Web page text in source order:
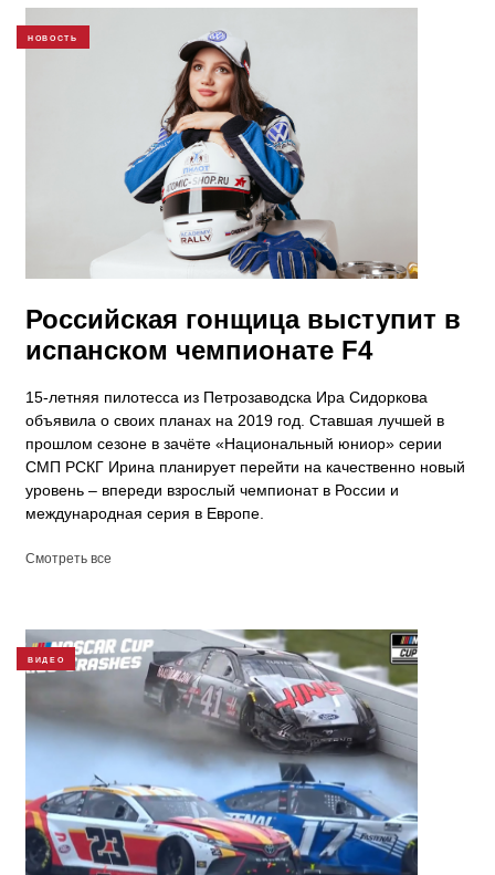
НОВОСТЬ
Российская гонщица выступит в
испанском чемпионате F4
15-летняя пилотесса из Петрозаводска Ира Сидоркова
объявила о своих планах на 2019 год. Ставшая лучшей в
прошлом сезоне в зачёте «Национальный юниор» серии
СМП РСКГ Ирина планирует перейти на качественно новый
уровень – впереди взрослый чемпионат в России и
международная серия в Европе.
Смотреть все
ВИДЕО